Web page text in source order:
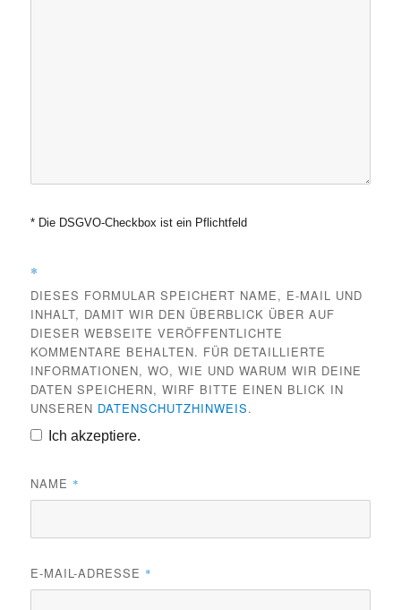
* Die DSGVO-Checkbox ist ein Pflichtfeld
*
DIESES FORMULAR SPEICHERT NAME, E-MAIL UND
INHALT, DAMIT WIR DEN ÜBERBLICK ÜBER AUF
DIESER WEBSEITE VERÖFFENTLICHTE
KOMMENTARE BEHALTEN. FÜR DETAILLIERTE
INFORMATIONEN, WO, WIE UND WARUM WIR DEINE
DATEN SPEICHERN, WIRF BITTE EINEN BLICK IN
UNSEREN DATENSCHUTZHINWEIS.
Ich akzeptiere.
NAME *
E-MAIL-ADRESSE *